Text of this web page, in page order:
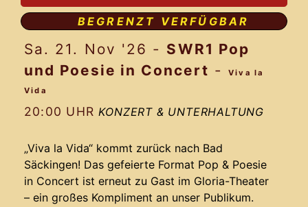
BEGRENZT VERFÜGBAR
Sa. 21. Nov '26 - SWR1 Pop
und Poesie in Concert -
Viva la
Vida
20:00 UHR KONZERT & UNTERHALTUNG
„Viva la Vida“ kommt zurück nach Bad
Säckingen! Das gefeierte Format Pop & Poesie
in Concert ist erneut zu Gast im Gloria-Theater
– ein großes Kompliment an unser Publikum.